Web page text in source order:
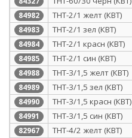
84982 ТНТ-2/1 желт (КВТ)
84983 ТНТ-2/1 зел (КВТ)
84984 ТНТ-2/1 красн (КВТ)
84985 ТНТ-2/1 син (КВТ)
84988 ТНТ-3/1,5 желт (КВТ)
84989 ТНТ-3/1,5 зел (КВТ)
84990 ТНТ-3/1,5 красн (КВТ)
84991 ТНТ-3/1,5 син (КВТ)
82967 ТНТ-4/2 желт (КВТ)